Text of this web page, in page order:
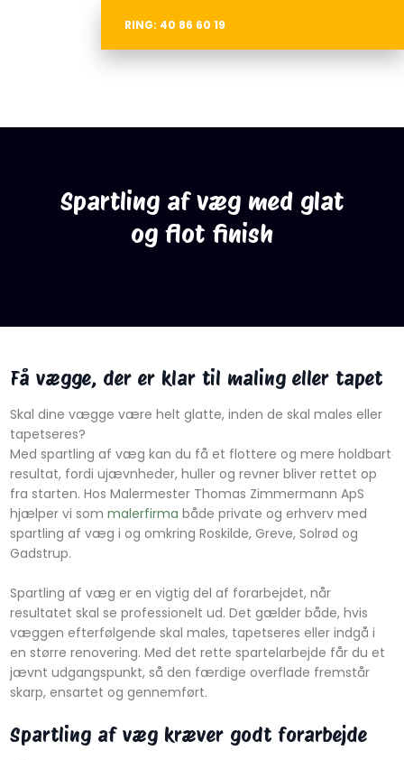
RING: 40 86 60 19
Spartling af væg med glat
og flot finish
Få vægge, der er klar til maling eller tapet
Skal dine vægge være helt glatte, inden de skal males eller
tapetseres?
Med spartling af væg kan du få et flottere og mere holdbart
resultat, fordi ujævnheder, huller og revner bliver rettet op
fra starten. Hos Malermester Thomas Zimmermann ApS
hjælper vi som malerfirma både private og erhverv med
spartling af væg i og omkring Roskilde, Greve, Solrød og
Gadstrup.
Spartling af væg er en vigtig del af forarbejdet, når
resultatet skal se professionelt ud. Det gælder både, hvis
væggen efterfølgende skal males, tapetseres eller indgå i
en større renovering. Med det rette spartelarbejde får du et
jævnt udgangspunkt, så den færdige overflade fremstår
skarp, ensartet og gennemført.
Spartling af væg kræver godt forarbejde